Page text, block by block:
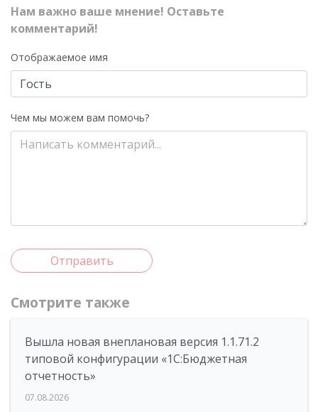
Нам важно ваше мнение! Оставьте
комментарий!
Отображаемое имя
Чем мы можем вам помочь?
Отправить
Смотрите также
Вышла новая внеплановая версия 1.1.71.2
типовой конфигурации «1C:Бюджетная
отчетность»
07.08.2026